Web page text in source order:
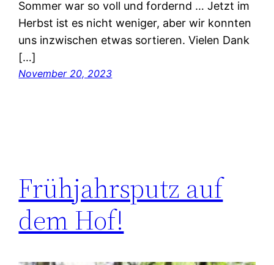
Sommer war so voll und fordernd … Jetzt im
Herbst ist es nicht weniger, aber wir konnten
uns inzwischen etwas sortieren. Vielen Dank
[…]
November 20, 2023
Frühjahrsputz auf
dem Hof!